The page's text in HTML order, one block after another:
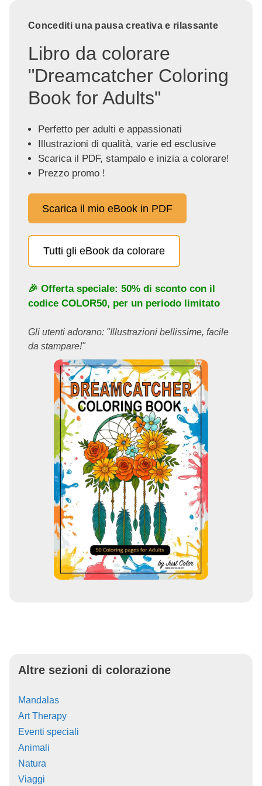
Concediti una pausa creativa e rilassante
Libro da colorare
"Dreamcatcher Coloring
Book for Adults"
Perfetto per adulti e appassionati
Illustrazioni di qualità, varie ed esclusive
Scarica il PDF, stampalo e inizia a colorare!
Prezzo promo !
Scarica il mio eBook in PDF
Tutti gli eBook da colorare
🎉 Offerta speciale: 50% di sconto con il
codice COLOR50, per un periodo limitato
Gli utenti adorano: "Illustrazioni bellissime, facile
da stampare!"
Altre sezioni di colorazione
Mandalas
Art Therapy
Eventi speciali
Animali
Natura
Viaggi